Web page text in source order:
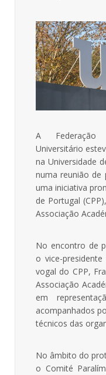
A Federação
Universitário
na Universidade
numa reunião de
uma iniciativa
de Portugal
Associação
No encontro de
o vice-
vogal do CPP,
Associação
em
acompanhados
técnicos das
No âmbito do
o Comité